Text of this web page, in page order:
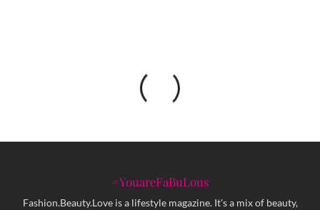
#YouareFaBuLous
Fashion.Beauty.Love is a lifestyle magazine. It's a mix of beauty,